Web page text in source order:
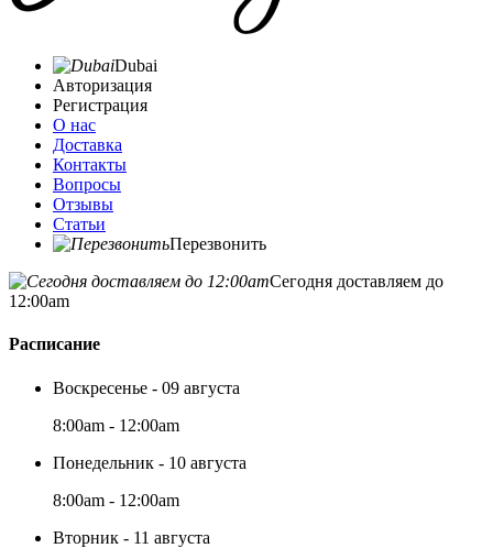
Dubai
Авторизация
Регистрация
О нас
Доставка
Контакты
Вопросы
Отзывы
Статьи
Перезвонить
Сегодня доставляем до
12:00am
Расписание
Воскресенье - 09 августа
8:00am - 12:00am
Понедельник - 10 августа
8:00am - 12:00am
Вторник - 11 августа